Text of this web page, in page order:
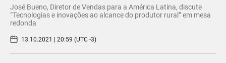
José Bueno, Diretor de Vendas para a América Latina, discute
“Tecnologias e inovações ao alcance do produtor rural” em mesa
redonda
13.10.2021 | 20:59 (UTC -3)